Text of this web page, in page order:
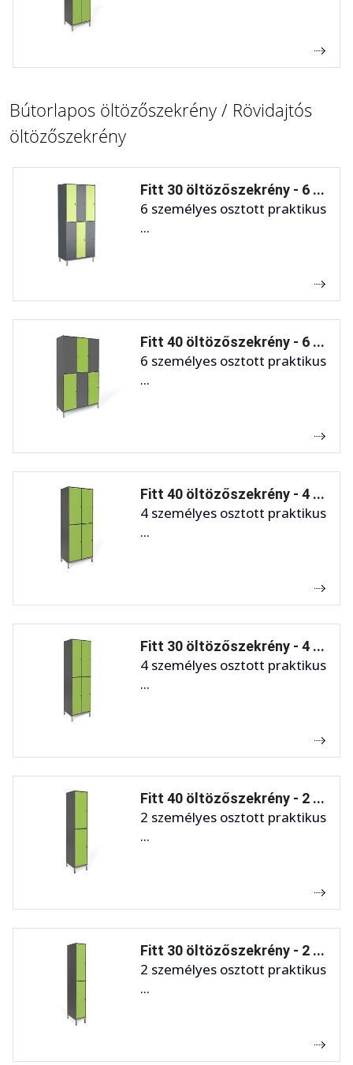
Bútorlapos öltözőszekrény / Rövidajtós
öltözőszekrény
Fitt 30 öltözőszekrény - 6 ...
6 személyes osztott praktikus
...
Fitt 40 öltözőszekrény - 6 ...
6 személyes osztott praktikus
...
Fitt 40 öltözőszekrény - 4 ...
4 személyes osztott praktikus
...
Fitt 30 öltözőszekrény - 4 ...
4 személyes osztott praktikus
...
Fitt 40 öltözőszekrény - 2 ...
2 személyes osztott praktikus
...
Fitt 30 öltözőszekrény - 2 ...
2 személyes osztott praktikus
...